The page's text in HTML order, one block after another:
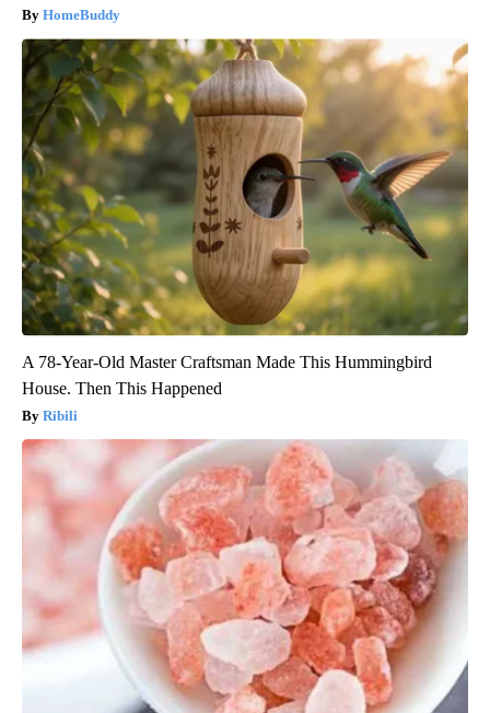
HomeBuddy
A 78-Year-Old Master Craftsman Made This Hummingbird
House. Then This Happened
Ribili